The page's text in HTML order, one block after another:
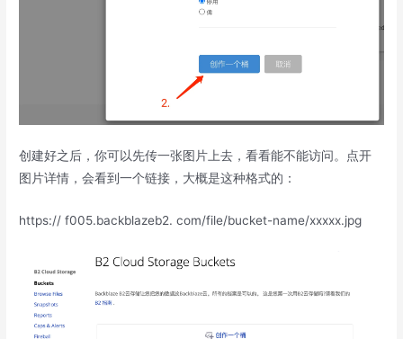
创建好之后，你可以先传一张图片上去，看看能不能访问。点开
图片详情，会看到一个链接，大概是这种格式的：
https:// f005.backblazeb2. com/file/bucket-name/xxxxx.jpg